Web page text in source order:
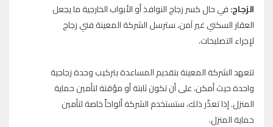
الزجاج:في حال كسر زجاج النوافذ أو الأبواب الخارجية ما يجعل
العقار السكني غير آمن، سترسل الشركة المعينة فني زجاج
لإجراء التصليحات.
تتعهد الشركة المعينة بتقديم المساعدة بتركيب وحدة زجاجية
واحدة حيث أمكن، على أن تكون ثابتة أو مؤقتة لتأمين حماية
المنزل. إذا تعذّر ذلك، ستستخدم الشركة ألواحاً خاصة لتأمين
حماية المنزل.